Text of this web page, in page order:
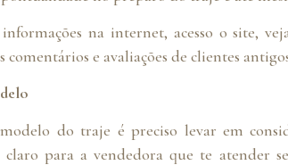
na internet, acesso o site,
comentários e avaliações de clientes
do traje é preciso levar em
claro para a vendedora que te atender